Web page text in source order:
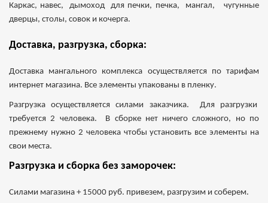
Каркас, навес, дымоход для печки, печка, мангал, чугунные
дверцы, столы, совок и кочерга.
Доставка, разгрузка, сборка:
Доставка мангального комплекса осуществляется по тарифам
интернет магазина. Все элементы упакованы в пленку.
Разгрузка осуществляется силами заказчика. Для разгрузки
требуется 2 человека. В сборке нет ничего сложного, но по
прежнему нужно 2 человека чтобы установить все элементы на
свои места.
Разгрузка и сборка без заморочек:
Силами магазина + 15000 руб. привезем, разгрузим и соберем.